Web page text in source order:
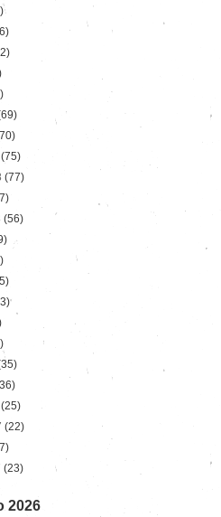
(75)
(77)
(56)
(25)
(22)
(23)
2026